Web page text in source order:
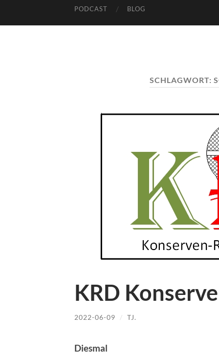
PODCAST BLOG
SCHLAGWORT:
KRD
2022-06-09 / TJ.
Diesmal